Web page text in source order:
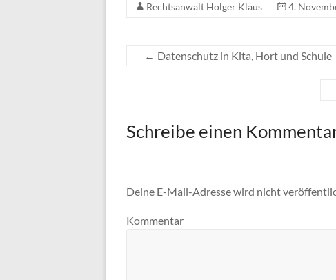
Rechtsanwalt Holger Klaus 4.
← Datenschutz in Kita, Hort und Schule
Schreibe einen
Deine E-Mail-Adresse wird nicht
Kommentar